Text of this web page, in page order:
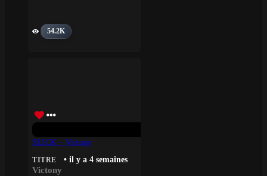
54.2K
SLICK – Victony
TITRE • il y a 4 semaines
Victony